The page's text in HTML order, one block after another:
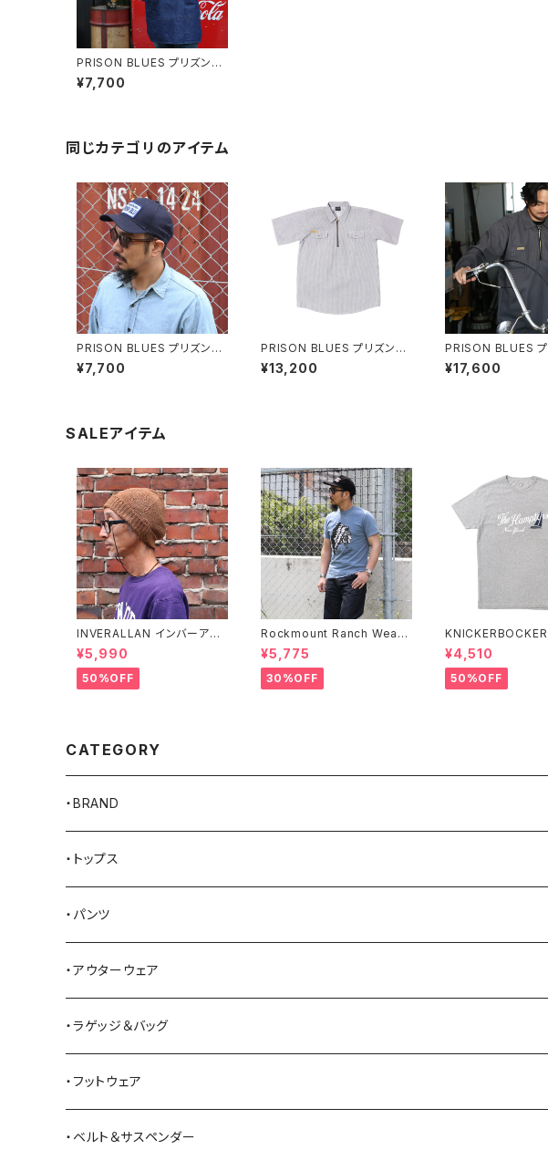
PRISON BLUES プリズンブ
ルース #515 ワークエプロン
全2色
¥7,700
同じカテゴリのアイテム
PRISON BLUES プリズンブ
ルース #755 ベースボールキ
ャップ BRUSHED NAVY BL
¥7,700
PRISON BLUES プリズンブ
ルース #406 半袖ヒッコリー
ワークシャツ HICKORY ST
¥13,200
PRISON BLUES プ
ルース 442 Long
Charcoal Work
¥17,600
SALEアイテム
INVERALLAN インバーアラ
ン 100%ピュアウール ニット
キャップ 全8色
¥5,990
50%OFF
Rockmount Ranch Wear
ロックマウント ランチウェア C
hief Western T-Shirt 半袖
Tシャツ 全2色
¥5,775
30%OFF
KNICKERBOCKER
ボッカー HEATHER
ハンプトン Tシャツ
¥4,510
50%OFF
CATEGORY
・BRAND
AKER
Alden
ALFONSO'S OF HOLLYWOOD LEATHER
All American Khakis
American Optical
ANDERSON BEAN BOOT CO.
・トップス
Tシャツ
シャツ
ベスト
セーター
スウェットシャツ
・パンツ
ジーンズ
ワークパンツ
オーバーオール
ミリタリーパンツ
・アウターウェア
コート
ジャケット
ベスト
・ラゲッジ＆バッグ
トートバッグ
ショルダーバッグ
・フットウェア
ブーツ
・ベルト＆サスペンダー